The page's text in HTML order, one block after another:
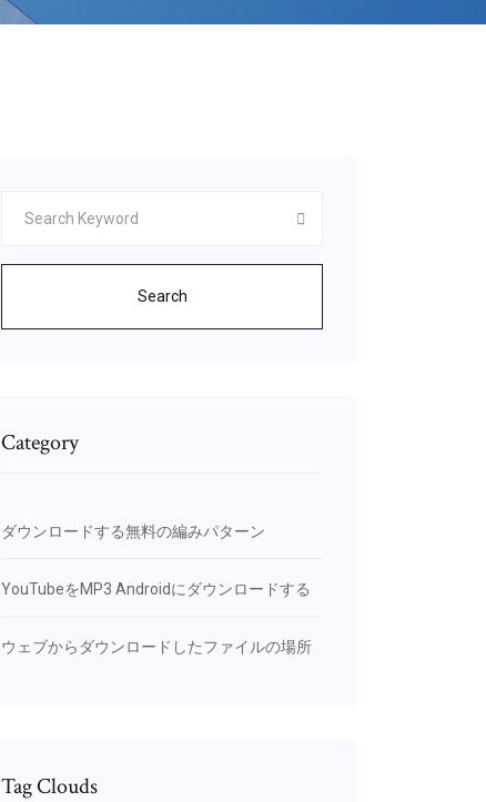
Search
Category
ダウンロードする無料の編みパターン
YouTubeをMP3 Androidにダウンロードする
ウェブからダウンロードしたファイルの場所
Tag Clouds